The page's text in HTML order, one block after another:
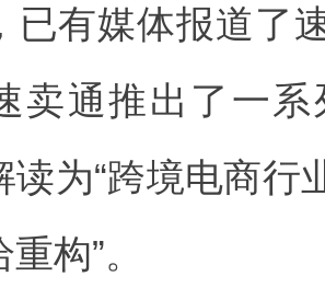
已有媒体报道了
卖通推出了一
读为“跨境电商行
构”。